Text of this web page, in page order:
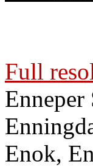
Full
Enneper
Enok,